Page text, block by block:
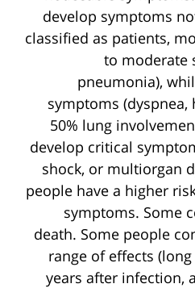
develop symptoms
classified as patients,
to moderate
pneumonia),
symptoms
50% lung
develop critical
shock, or multiorgan
people have a higher
symptoms. Some
death. Some people
range of effects
years after infection,